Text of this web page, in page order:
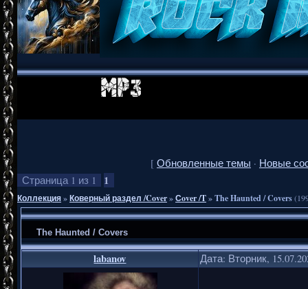
[ Обновленные темы · Новые
Страница 1 из 1 1
Коллекция»Коверный раздел /Cover»Сover /T»The Haunted / Covers
The Haunted / Covers
labanov Дата: Вторник,